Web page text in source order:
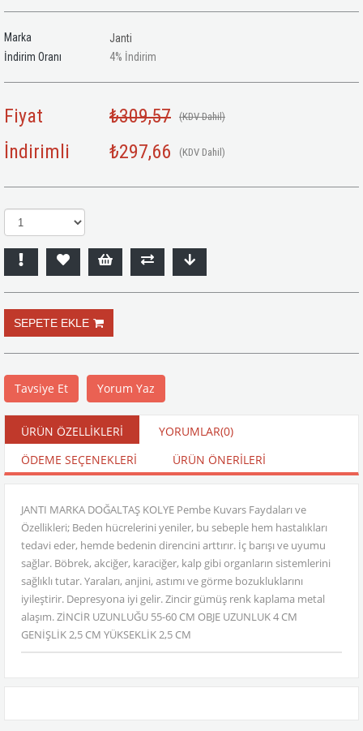
Marka
Janti
İndirim Oranı
%
4 İndirim
Fiyat ₺309,57 (KDV Dahil)
İndirimli ₺297,66 (KDV Dahil)
Tavsiye Et Yorum Yaz
ÜRÜN ÖZELLIKLERI YORUMLAR(0)
ÖDEME SEÇENEKLERI
ÜRÜN ÖNERILERI
JANTI MARKA DOĞALTAŞ KOLYE Pembe Kuvars Faydaları ve
Özellikleri; Beden hücrelerini yeniler, bu sebeple hem hastalıkları
tedavi eder, hemde bedenin direncini arttırır. İç barışı ve uyumu
sağlar. Böbrek, akciğer, karaciğer, kalp gibi organların sistemlerini
sağlıklı tutar. Yaraları, anjini, astımı ve görme bozukluklarını
iyileştirir. Depresyona iyi gelir. Zincir gümüş renk kaplama metal
alaşım. ZİNCİR UZUNLUĞU 55-60 CM OBJE UZUNLUK 4 CM
GENİŞLİK 2,5 CM YÜKSEKLİK 2,5 CM